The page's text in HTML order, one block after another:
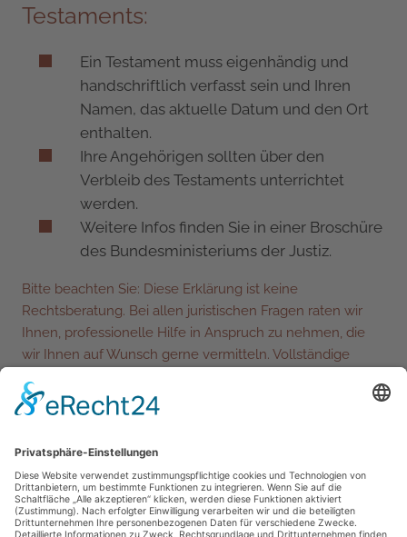
Testaments:
Ein Testament muss eigenhändig und
handschriftlich verfasst sein und Ihren
Namen, das aktuelle Datum und den Ort
enthalten.
Ihre Angehörigen sollten über den
Verbleib des Testaments unterrichtet
werden.
Weitere Infos finden Sie in einer Broschüre
des Bundesministeriums der Justiz.
Bitte beachten Sie: Diese Erklärung ist keine
Rechtsberatung. Bei allen juristischen Fragen raten wir
Ihnen, professionelle Hilfe in Anspruch zu nehmen, die
wir Ihnen auf Wunsch gerne vermitteln. Vollständige
handschriftlichen Testament nur durch eine
anschließende anwaltliche Beratung oder notarielle